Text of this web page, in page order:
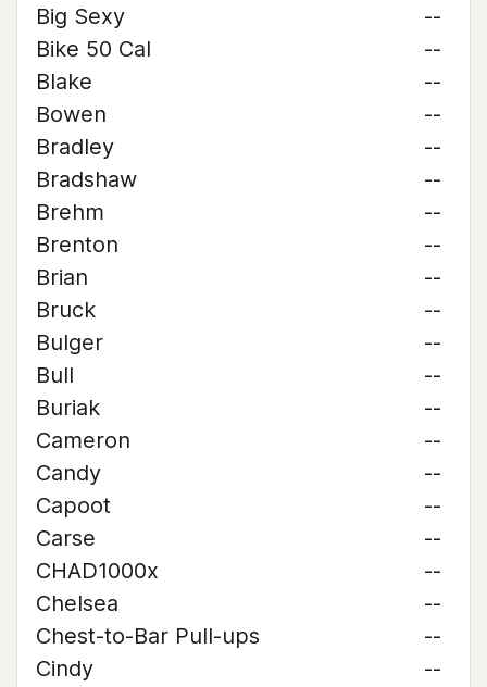
Big Sexy
--
Bike 50 Cal
--
Blake
--
Bowen
--
Bradley
--
Bradshaw
--
Brehm
--
Brenton
--
Brian
--
Bruck
--
Bulger
--
Bull
--
Buriak
--
Cameron
--
Candy
--
Capoot
--
Carse
--
CHAD1000x
--
Chelsea
--
Chest-to-Bar Pull-ups
--
Cindy
--